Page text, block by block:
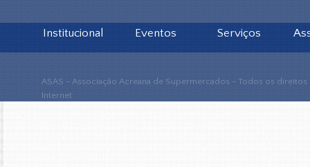
Institucional Eventos Serviços
ASAS - Associação Acreana de Supermercados - Todos os
Internet